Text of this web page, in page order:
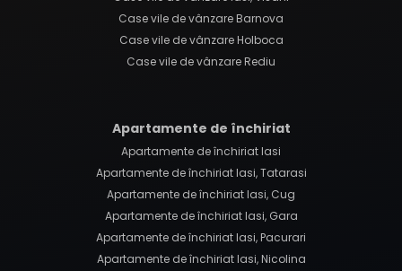
Case vile de vânzare Barnova
Case vile de vânzare Holboca
Case vile de vânzare Rediu
Apartamente de închiriat
Apartamente de închiriat Iasi
Apartamente de închiriat Iasi, Tatarasi
Apartamente de închiriat Iasi, Cug
Apartamente de închiriat Iasi, Gara
Apartamente de închiriat Iasi, Pacurari
Apartamente de închiriat Iasi, Nicolina